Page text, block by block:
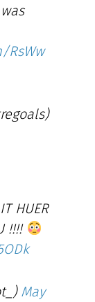
RsWw
HUER
!!!!
May